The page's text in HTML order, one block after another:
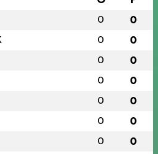
0 0
0 0
0 0
0 0
0 0
0 0
0 0